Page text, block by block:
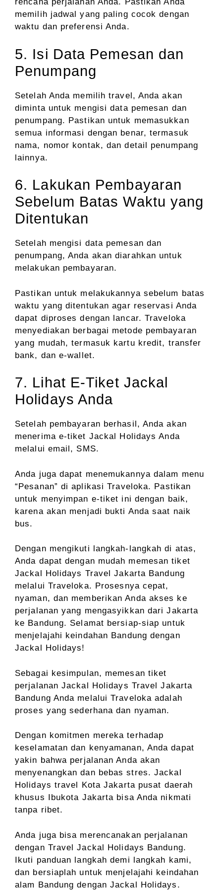
memilih jadwal yang paling cocok dengan
waktu dan preferensi Anda.
5. Isi Data Pemesan dan
Penumpang
Setelah Anda memilih travel, Anda akan
diminta untuk mengisi data pemesan dan
penumpang. Pastikan untuk memasukkan
semua informasi dengan benar, termasuk
nama, nomor kontak, dan detail penumpang
lainnya.
6. Lakukan Pembayaran
Sebelum Batas Waktu yang
Ditentukan
Setelah mengisi data pemesan dan
penumpang, Anda akan diarahkan untuk
melakukan pembayaran.
Pastikan untuk melakukannya sebelum batas
waktu yang ditentukan agar reservasi Anda
dapat diproses dengan lancar. Traveloka
menyediakan berbagai metode pembayaran
yang mudah, termasuk kartu kredit, transfer
bank, dan e-wallet.
7. Lihat E-Tiket Jackal
Holidays Anda
Setelah pembayaran berhasil, Anda akan
menerima e-tiket Jackal Holidays Anda
melalui email, SMS.
Anda juga dapat menemukannya dalam menu
“Pesanan” di aplikasi Traveloka. Pastikan
untuk menyimpan e-tiket ini dengan baik,
karena akan menjadi bukti Anda saat naik
bus.
Dengan mengikuti langkah-langkah di atas,
Anda dapat dengan mudah memesan tiket
Jackal Holidays Travel Jakarta Bandung
melalui Traveloka. Prosesnya cepat,
nyaman, dan memberikan Anda akses ke
perjalanan yang mengasyikkan dari Jakarta
ke Bandung. Selamat bersiap-siap untuk
menjelajahi keindahan Bandung dengan
Jackal Holidays!
Sebagai kesimpulan, memesan tiket
perjalanan Jackal Holidays Travel Jakarta
Bandung Anda melalui Traveloka adalah
proses yang sederhana dan nyaman.
Dengan komitmen mereka terhadap
keselamatan dan kenyamanan, Anda dapat
yakin bahwa perjalanan Anda akan
menyenangkan dan bebas stres. Jackal
Holidays travel Kota Jakarta pusat daerah
khusus Ibukota Jakarta bisa Anda nikmati
tanpa ribet.
Anda juga bisa merencanakan perjalanan
dengan Travel Jackal Holidays Bandung.
Ikuti panduan langkah demi langkah kami,
dan bersiaplah untuk menjelajahi keindahan
alam Bandung dengan Jackal Holidays.